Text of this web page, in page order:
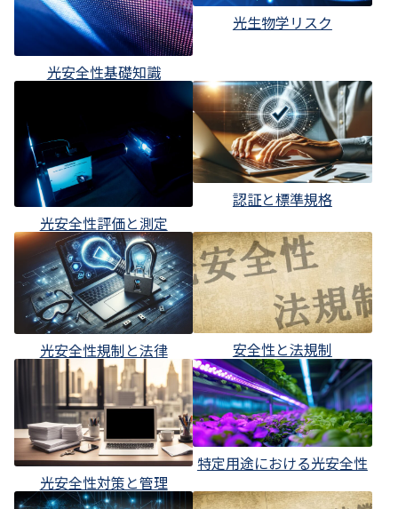
光安全性基礎知識
光生物学リスク
光安全性評価と測定
認証と標準規格
光安全性規制と法律 安全性と法規制
光安全性対策と管理
特定用途における光安全性